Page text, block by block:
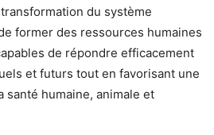
du système
former des ressources humaines
de répondre efficacement
et futurs tout en favorisant une
santé humaine, animale et